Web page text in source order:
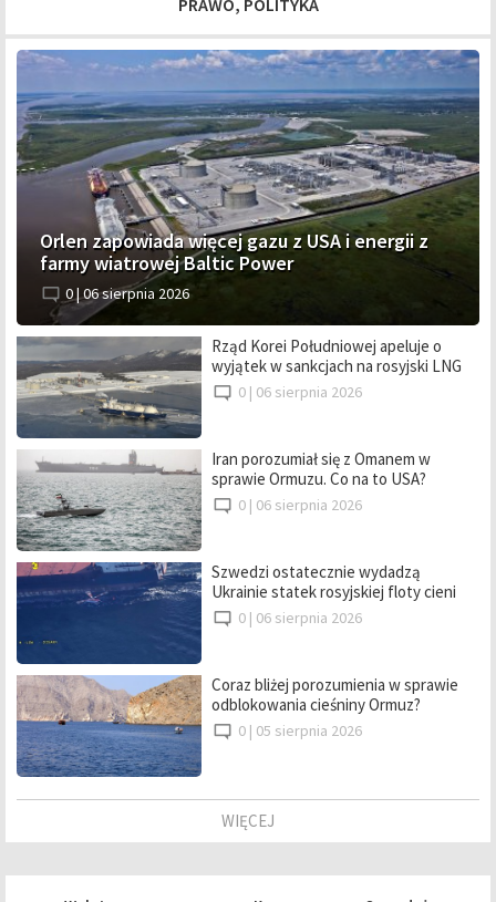
PRAWO, POLITYKA
Orlen zapowiada więcej gazu z USA i energii z
farmy wiatrowej Baltic Power
0 |06 sierpnia 2026
Rząd Korei Południowej apeluje o
wyjątek w sankcjach na rosyjski LNG
0 | 06 sierpnia 2026
Iran porozumiał się z Omanem w
sprawie Ormuzu. Co na to USA?
0 | 06 sierpnia 2026
Szwedzi ostatecznie wydadzą
Ukrainie statek rosyjskiej floty cieni
0 | 06 sierpnia 2026
Coraz bliżej porozumienia w sprawie
odblokowania cieśniny Ormuz?
0 | 05 sierpnia 2026
WIĘCEJ